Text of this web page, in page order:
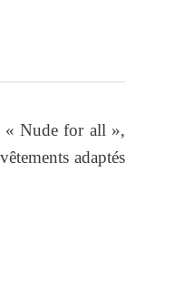
« Nude for all »,
adaptés